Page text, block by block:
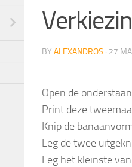
BY ALEXANDROS · 27
Open de
Print deze
Knip de
Leg de twee
Leg het kleinste